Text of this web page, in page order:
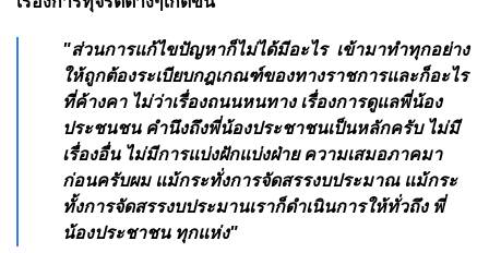
"ส่วนการแก้ไขปัญหาก็ไม่ได้มีอะไร เข้ามาทำทุกอย่าง
ให้ถูกต้องระเบียบกฎเกณฑ์ของทางราชการและก็อะไร
ที่ค้างคา ไม่ว่าเรื่องถนนหนทาง เรื่องการดูแลพี่น้อง
ประชนชน คำนึงถึงพี่น้องประชาชนเป็นหลักครับ ไม่มี
เรื่องอื่น ไม่มีการแบ่งฝักแบ่งฝ่าย ความเสมอภาคมา
ก่อนครับผม แม้กระทั่งการจัดสรรงบประมาณ แม้กระ
ทั้งการจัดสรรงบประมานเราก็ดำเนินการให้ทั่วถึง พี่
น้องประชาชน ทุกแห่ง"